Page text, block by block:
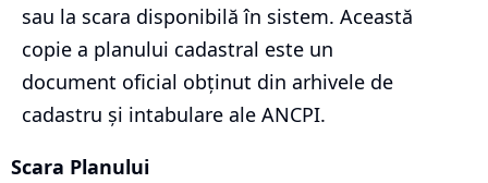
sau la scara disponibilă în sistem. Această
copie a planului cadastral este un
document oficial obținut din arhivele de
cadastru și intabulare ale ANCPI.
Scara Planului